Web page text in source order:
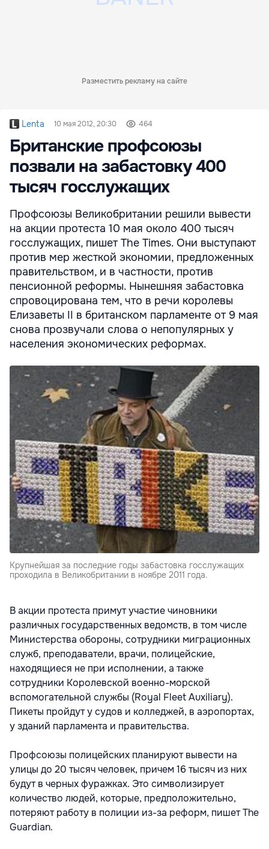
Разместить рекламу на сайте
Lenta 10 мая 2012, 20:30 464
Британские профсоюзы
позвали на забастовку 400
тысяч госслужащих
Профсоюзы Великобритании решили вывести
на акции протеста 10 мая около 400 тысяч
госслужащих, пишет The Times. Они выступают
против мер жесткой экономии, предложенных
правительством, и в частности, против
пенсионной реформы. Нынешняя забастовка
спровоцирована тем, что в речи королевы
Елизаветы II в британском парламенте от 9 мая
снова прозвучали слова о непопулярных у
населения экономических реформах.
Крупнейшая за последние годы забастовка госслужащих
проходила в Великобритании в ноябре 2011 года.
В акции протеста примут участие чиновники
различных государственных ведомств, в том числе
Министерства обороны, сотрудники миграционных
служб, преподаватели, врачи, полицейские,
находящиеся не при исполнении, а также
сотрудники Королевской военно-морской
вспомогательной службы (Royal Fleet Auxiliary).
Пикеты пройдут у судов и колледжей, в аэропортах,
у зданий парламента и правительства.
Профсоюзы полицейских планируют вывести на
улицы до 20 тысяч человек, причем 16 тысяч из них
будут в черных фуражках. Это символизирует
количество людей, которые, предположительно,
потеряют работу в полиции из-за реформ, пишет The
Guardian.